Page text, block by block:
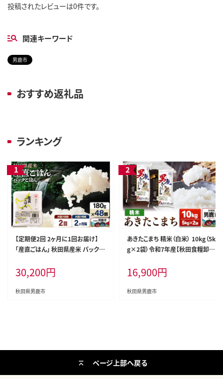
投稿されたレビューは0件です。
関連キーワード
男鹿市
おすすめ返礼品
ランキング
【定期便2回 2ヶ月に1回お届け】
「産直ごはん」 秋田県産米 パックご
害時 保存食 防災食 非常食 備蓄
常備 セット パックライス [定期便
パックライス 保存食 災害時 ご飯 ご
30,200円
秋田県男鹿市
あきたこまち 精米（白米） 10kg（5k
g×2袋）令和7年産【秋田食糧卸販
白米 精米 米どころ 秋田 秋田県産]
16,900円
秋田県男鹿市
ページ上部へ戻る